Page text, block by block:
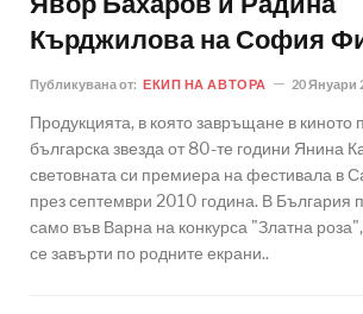
Кърджилова на София
Публикувана от: ЕКИП НА АВТОРА 20 Януари
Продукцията, в която завръщане в киното
българска звезда от 80-те години Янина
световната си премиера на фестивала в
през септември 2010 година. В България
само във Варна на конкурса "Златна роза",
се завърти по родните екрани..